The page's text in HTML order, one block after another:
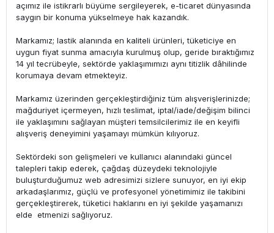
açımız ile istikrarlı büyüme sergileyerek, e-ticaret dünyasında
saygın bir konuma yükselmeye hak kazandık.
Markamız; lastik alanında en kaliteli ürünleri, tüketiciye en
uygun fiyat sunma amacıyla kurulmuş olup, geride bıraktığımız
14 yıl tecrübeyle, sektörde yaklaşımımızı aynı titizlik dâhilinde
korumaya devam etmekteyiz.
Markamız üzerinden gerçekleştirdiğiniz tüm alışverişlerinizde;
mağduriyet içermeyen, hızlı teslimat, iptal/iade/değişim bilinci
ile yaklaşımını sağlayan müşteri temsilcilerimiz ile en keyifli
alışveriş deneyimini yaşamayı mümkün kılıyoruz.
Sektördeki son gelişmeleri ve kullanıcı alanındaki güncel
talepleri takip ederek, çağdaş düzeydeki teknolojiyle
buluşturduğumuz web adresimizi sizlere sunuyor, en iyi ekip
arkadaşlarımız, güçlü ve profesyonel yönetimimiz ile takibini
gerçekleştirerek, tüketici haklarını en iyi şekilde yaşamanızı
elde etmenizi sağlıyoruz.